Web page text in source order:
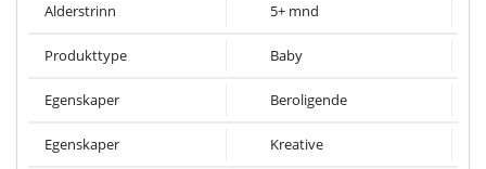
Alderstrinn 5+ mnd
Produkttype Baby
Egenskaper Beroligende
Egenskaper Kreative